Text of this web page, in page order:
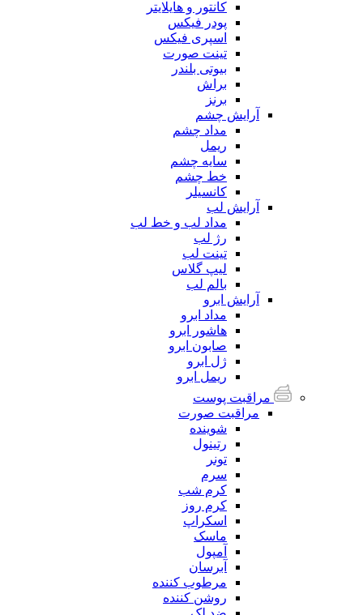
کانتور و هایلایتر
پودر فیکس
اسپری فیکس
تینت صورت
بیوتی بلندر
براش
برنز
آرایش چشم
مداد چشم
ریمل
سایه چشم
خط چشم
کانسیلر
آرایش لب
مداد لب و خط لب
رژ لب
تینت لب
لیپ گلاس
بالم لب
آرایش ابرو
مداد ابرو
هاشور ابرو
صابون ابرو
ژل ابرو
ریمل ابرو
مراقبت پوست
مراقبت صورت
شوینده
رتینول
تونر
سرم
کرم شب
کرم روز
اسکراپ
ماسک
آمپول
آبرسان
مرطوب کننده
روشن کننده